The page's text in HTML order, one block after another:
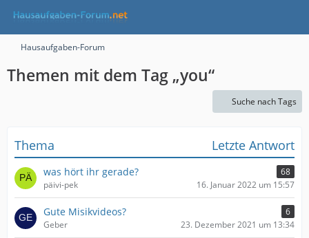
Hausaufgaben-Forum
Themen mit dem Tag „you“
Suche nach Tags
Thema Letzte Antwort
was hört ihr gerade?
68
päivi-pek
16. Januar 2022 um 15:57
Gute Misikvideos?
6
Geber
23. Dezember 2021 um 13:34